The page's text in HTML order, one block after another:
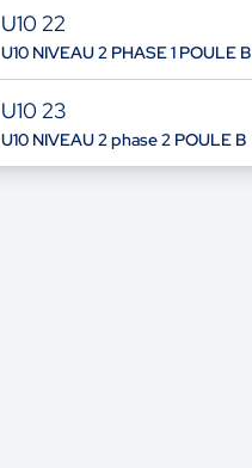
U10 22
U10 NIVEAU 2 PHASE 1 POULE B
U10 23
U10 NIVEAU 2 phase 2 POULE B